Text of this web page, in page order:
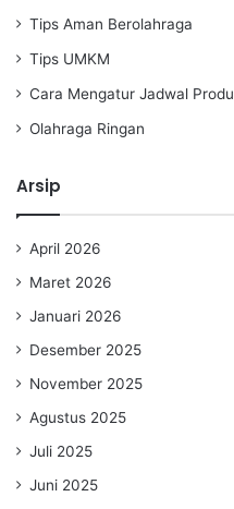
Tips Aman Berolahraga
Tips UMKM
Cara Mengatur Jadwal
Olahraga Ringan
Arsip
April 2026
Maret 2026
Januari 2026
Desember 2025
November 2025
Agustus 2025
Juli 2025
Juni 2025